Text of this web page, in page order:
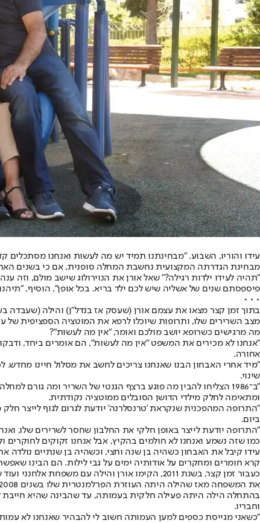
עידו והוריו, השבוע. "מבחינתנו תמיד יש מה לעשות ואנחנו
מבחינת הגדרתה המקצועית נחשבת המחלה סופנית, אם כי בשנים
פיספסתם שנים של אשליה שיש לכם ילד בריא. בכל אופן", הוסיף,
• • •
בתוך זמן קצר מצאו את עצמם אורן (שעסק אז בנדל"ן) והילה (שעבדה
מצב השרירים שלו, ותרופות שיוכלו לרפא את המוטציה הספציפית של
מה מרגישים כשרופא יושב מולכם ואומר, "אין מה לעשות"?
"אנחנו לא מכירים את המשפט "אין מה לעשות", הם אומרים ביחד,
אחורה.
"מיד אחרי האבחון הבנו שאנחנו צריכים לחשב את מסלול חיינו
שינוי.
ומתאימה לחלק מילדי הדושן הסובלים ממוטציה נקודתית.
"התרופה המהפכנית שנקראת 'טרנסלרנה' יודעת לגרום לגוף לייצר
ביום.
"התרופה יודעת לייצר באופן חלקי את החלבון שחסר לשרירים שלו,
כמו שזה נשמע ואנחנו לא חולמים בהקיץ, אבל אנחנו זקוקים לחוקרים
קרא חומרים ומחקרים על אודותיה ימים על גבי לילות. הם הבינו
כעבור זמן קצר, בשנת 2011, הקימו אורן
את המשפחה מאז שהילה היתה העוזרת הפרלמנטרית שלו בשנים 2007-2008.
בהתחלה הילה היתה פעילה חלקית בעמותה, עד שהבינה שהיא חייבת
וחבריו.
"כשאני מגייסת כספים למען העמותה חשוב לי להבהיר שאנחנו לא